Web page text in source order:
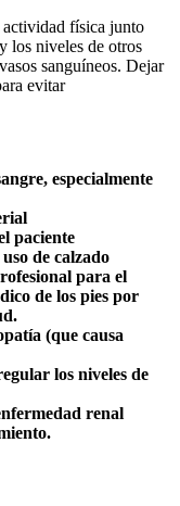
física junto
los niveles de otros
sanguíneos. Dejar
evitar
especialmente
paciente
de calzado
para el
de los pies por
(que causa
los niveles de
renal